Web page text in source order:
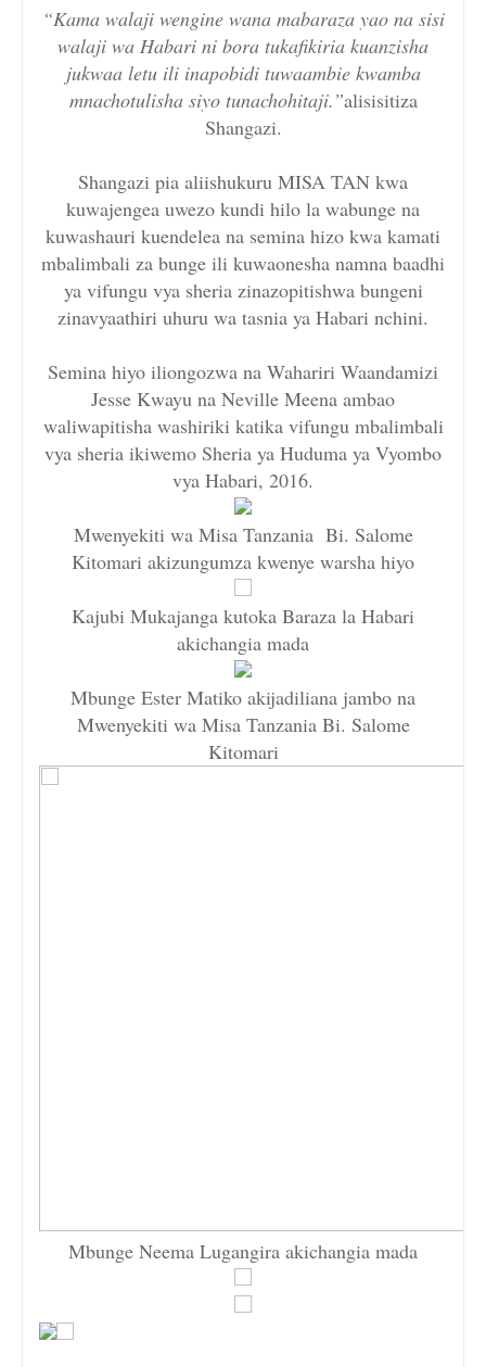
“Kama walaji wengine wana mabaraza yao na sisi
walaji wa Habari ni bora tukafikiria kuanzisha
jukwaa letu ili inapobidi tuwaambie kwamba
mnachotulisha siyo tunachohitaji.”alisisitiza
Shangazi.
Shangazi pia aliishukuru MISA TAN kwa
kuwajengea uwezo kundi hilo la wabunge na
kuwashauri kuendelea na semina hizo kwa kamati
mbalimbali za bunge ili kuwaonesha namna baadhi
ya vifungu vya sheria zinazopitishwa bungeni
zinavyaathiri uhuru wa tasnia ya Habari nchini.
Semina hiyo iliongozwa na Wahariri Waandamizi
Jesse Kwayu na Neville Meena ambao
waliwapitisha washiriki katika vifungu mbalimbali
vya sheria ikiwemo Sheria ya Huduma ya Vyombo
vya Habari, 2016.
Mwenyekiti wa Misa Tanzania Bi. Salome
Kitomari akizungumza kwenye warsha hiyo
Kajubi Mukajanga kutoka Baraza la Habari
akichangia mada
Mbunge Ester Matiko akijadiliana jambo na
Mwenyekiti wa Misa Tanzania Bi. Salome
Kitomari
Mbunge Neema Lugangira akichangia mada